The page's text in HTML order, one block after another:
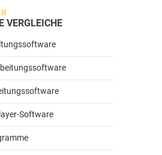
VERGLEICHE
Software